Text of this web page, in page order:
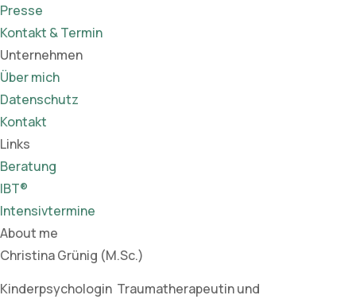
Presse
Kontakt & Termin
Unternehmen
Über mich
Datenschutz
Kontakt
Links
Beratung
IBT®
Intensivtermine
About me
Christina Grünig (M.Sc.)
Kinderpsychologin Traumatherapeutin und